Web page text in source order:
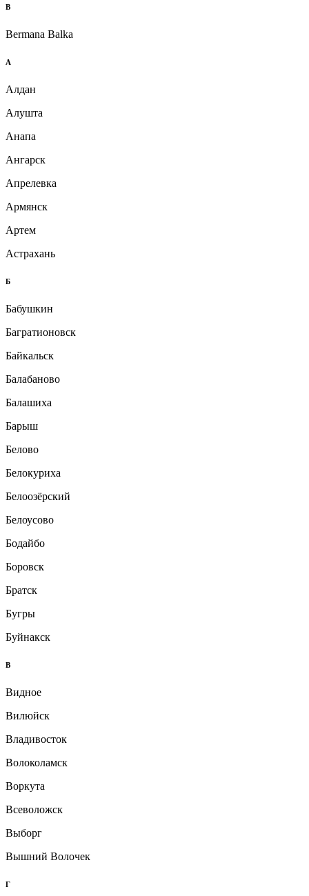
B
Bermana Balka
А
Алдан
Алушта
Анапа
Ангарск
Апрелевка
Армянск
Артем
Астрахань
Б
Бабушкин
Багратионовск
Байкальск
Балабаново
Балашиха
Барыш
Белово
Белокуриха
Белоозёрский
Белоусово
Бодайбо
Боровск
Братск
Бугры
Буйнакск
В
Видное
Вилюйск
Владивосток
Волоколамск
Воркута
Всеволожск
Выборг
Вышний Волочек
Г